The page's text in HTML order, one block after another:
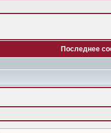
Последнее